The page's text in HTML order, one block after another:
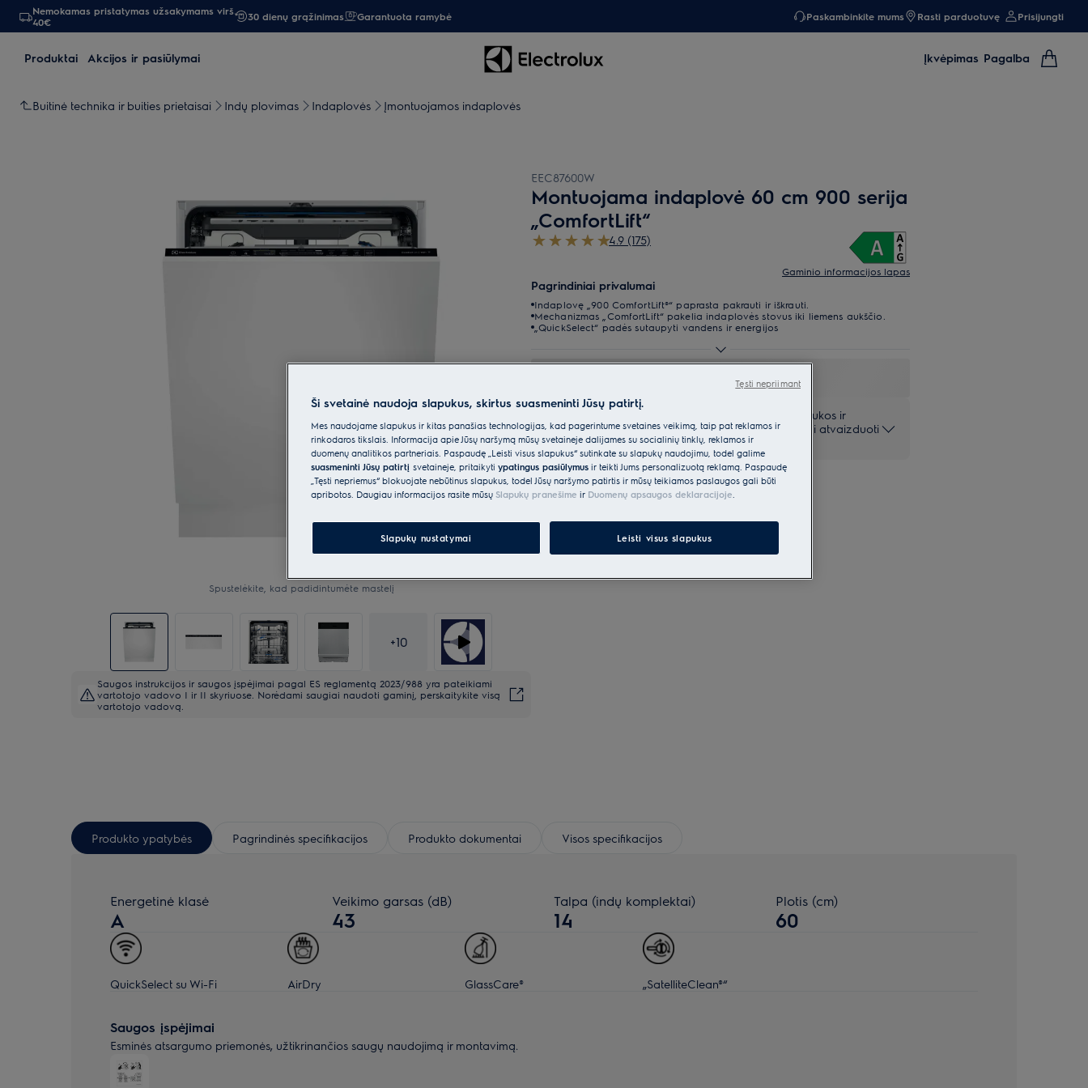
Nemokamas pristatymas užsakymams virš
40€
30 dienų grąžinimas Garantuota ramybė Paskambinkite mums Rasti parduotuvę Prisijungti
Produktai Akcijos ir pasiūlymai Įkvėpimas Pagalba
Buitinė technika ir buities prietaisai Indų plovimas Indaplovės Įmontuojamos indaplovės
Spustelėkite, kad padidintumėte mastelį
+10
Saugos instrukcijos ir saugos įspėjimai pagal ES reglamentą 2023/988 yra pateikiami
vartotojo vadovo I ir II skyriuose. Norėdami saugiai naudoti gaminį, perskaitykite visą
vartotojo vadovą.
EEC87600W
Montuojama indaplovė 60 cm 900 serija
„ComfortLift“
4.9 (175)
Gaminio informacijos lapas
Pagrindiniai privalumai
Indaplovę „900 ComfortLift®“ paprasta pakrauti ir iškrauti.
Mechanizmas „ComfortLift“ pakelia indaplovės stovus iki liemens aukščio.
„QuickSelect“ padės sutaupyti vandens ir energijos
*Produkto puslapio galerijoje pateiktos nuotraukos ir
vaizdo įrašai yra tik iliustraciniai ir gali netiksliai atvaizduoti
šį modelį.
Produkto ypatybės Pagrindinės specifikacijos Produkto dokumentai Visos specifikacijos
Energetinė klasė
A
Veikimo garsas (dB)
43
Talpa (indų komplektai)
14
Plotis (cm)
60
QuickSelect su Wi-Fi AirDry GlassCare® „SatelliteClean®“
Saugos įspėjimai
Esminės atsargumo priemonės, užtikrinančios saugų naudojimą ir montavimą.
Ši svetainė naudoja slapukus, skirtus suasmeninti Jūsų patirtį.
Mes naudojame slapukus ir kitas panašias technologijas, kad pagerintume svetainės veikimą, taip pat reklamos ir
rinkodaros tikslais. Informacija apie Jūsų naršymą mūsų svetainėje dalijamės su socialinių tinklų, reklamos ir
duomenų analitikos partneriais. Paspaudę „Leisti visus slapukus“ sutinkate su slapukų naudojimu, todėl galime
suasmeninti Jūsų patirtį svetainėje, pritaikyti ypatingus pasiūlymus ir teikti Jums personalizuotą reklamą. Paspaudę
„Tęsti nepriėmus“ blokuojate nebūtinus slapukus, todėl Jūsų naršymo patirtis ir mūsų teikiamos paslaugos gali būti
apribotos. Daugiau informacijos rasite mūsų Slapukų pranešime ir Duomenų apsaugos deklaracijoje.
Slapukų nustatymai Leisti visus slapukus
Tęsti nepriimant